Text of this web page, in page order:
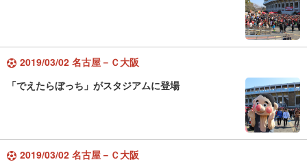
2019/03/02 名古屋－Ｃ大阪
「でえたらぼっち」がスタジアムに登場
2019/03/02 名古屋－Ｃ大阪